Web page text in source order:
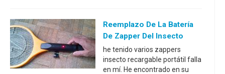
Reemplazo De La Batería
De Zapper Del Insecto
he tenido varios zappers
insecto recargable portátil falla
en mí. He encontrado en su